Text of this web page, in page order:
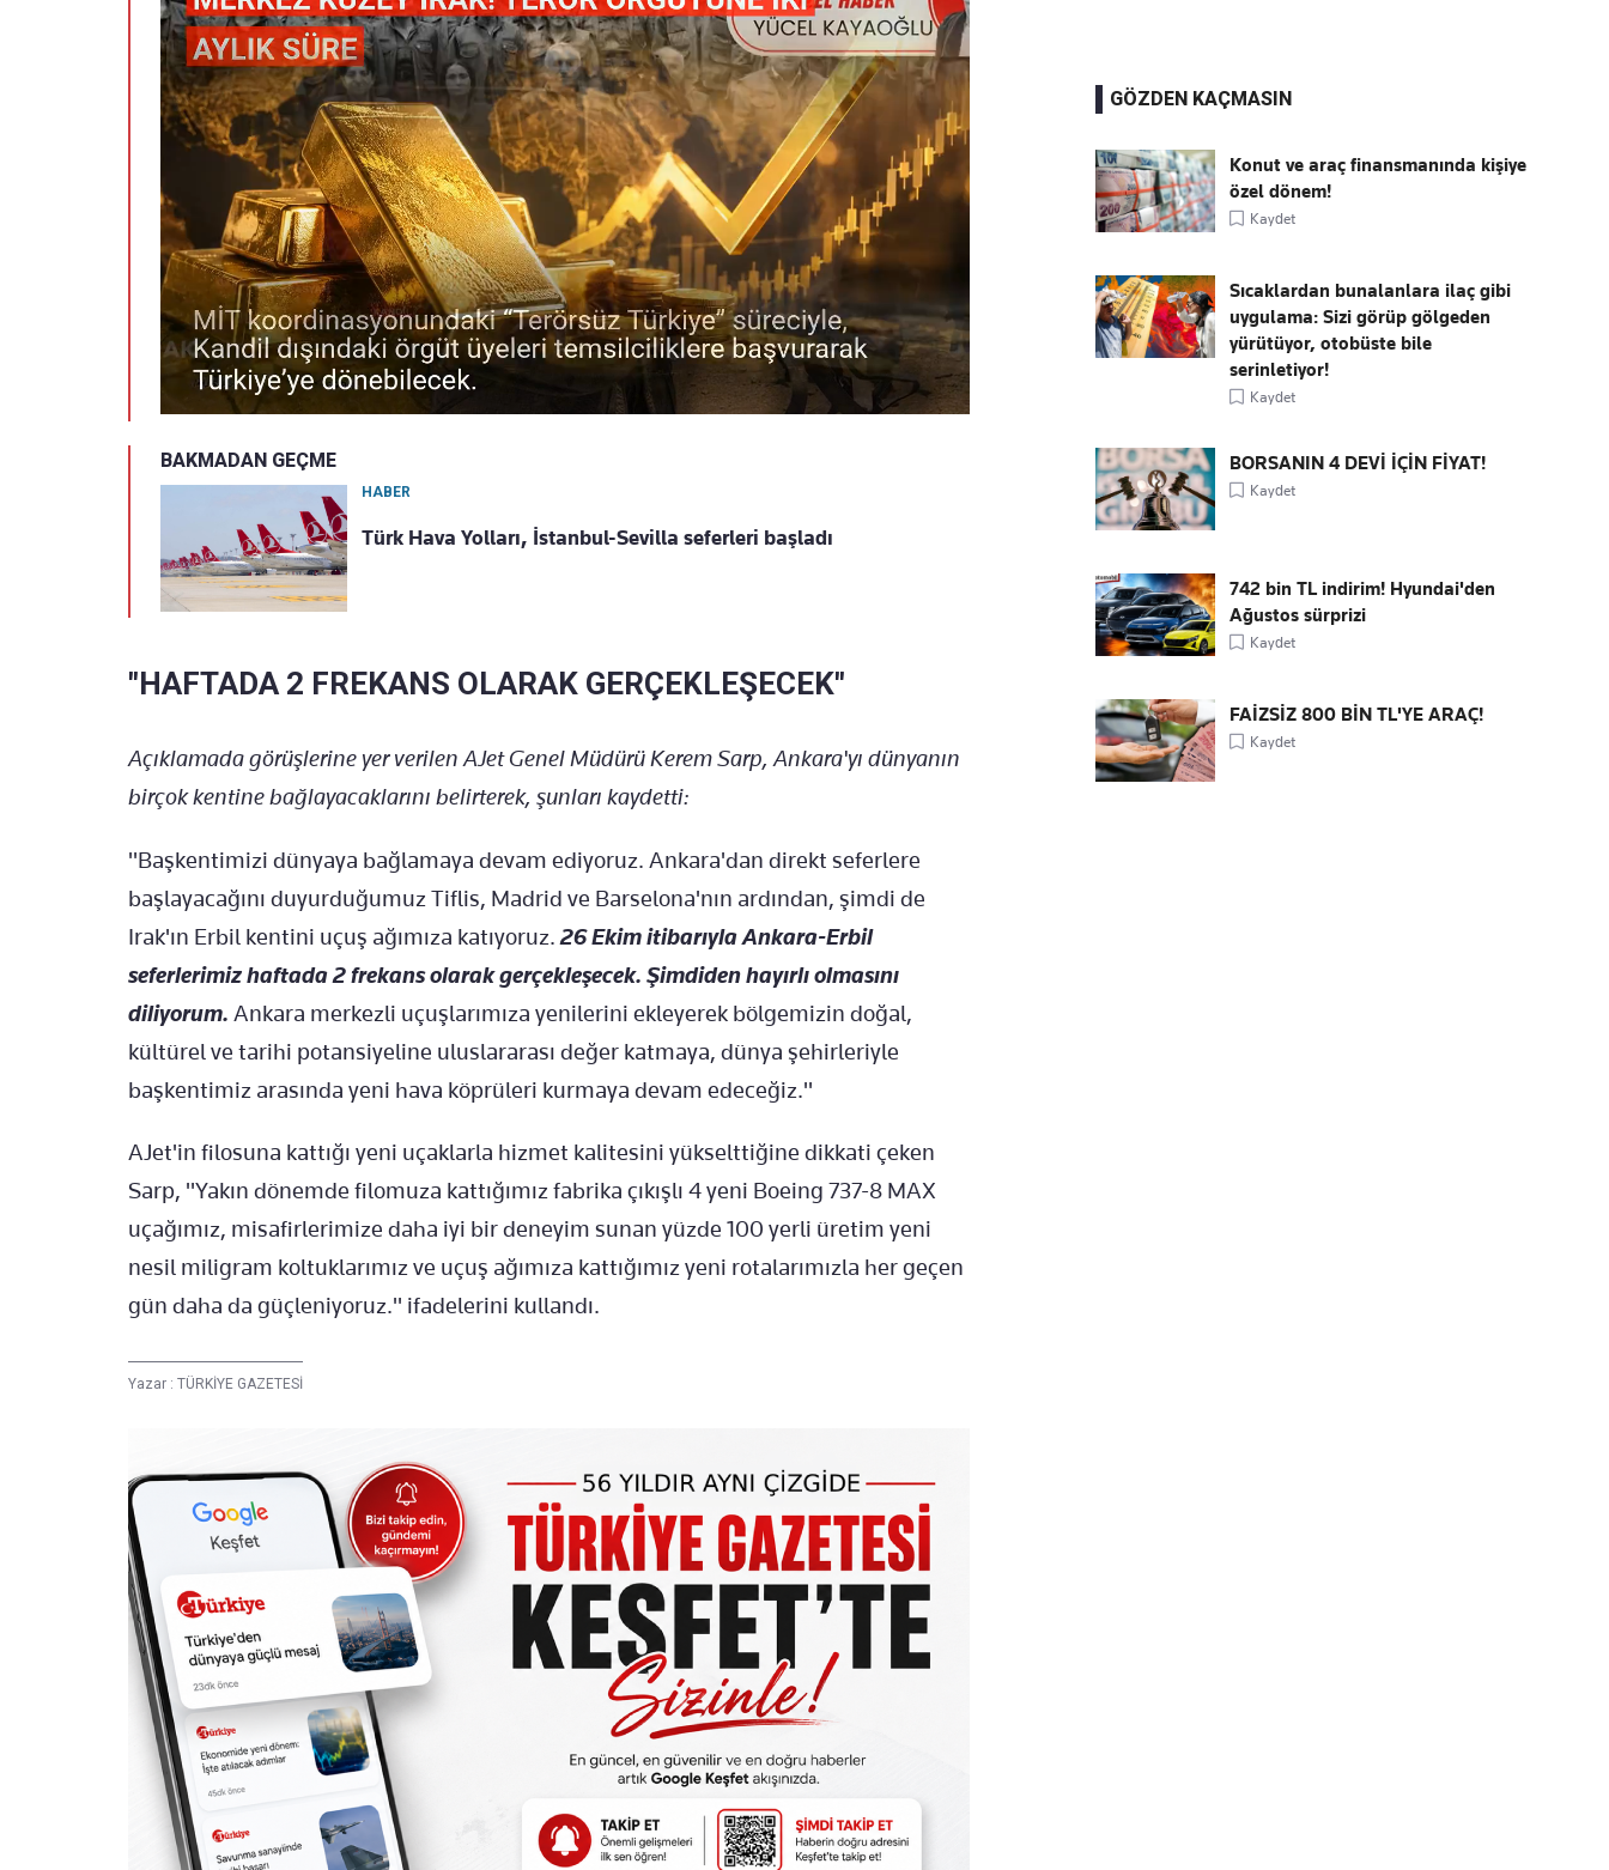
BAKMADAN GEÇME
HABER
Türk Hava Yolları, İstanbul-Sevilla seferleri başladı
"HAFTADA 2 FREKANS OLARAK GERÇEKLEŞECEK"
Açıklamada görüşlerine yer verilen AJet Genel Müdürü Kerem Sarp, Ankara'yı dünyanın
birçok kentine bağlayacaklarını belirterek, şunları kaydetti:
"Başkentimizi dünyaya bağlamaya devam ediyoruz. Ankara'dan direkt seferlere
başlayacağını duyurduğumuz Tiflis, Madrid ve Barselona'nın ardından, şimdi de
Irak'ın Erbil kentini uçuş ağımıza katıyoruz.26 Ekim itibarıyla Ankara-Erbil
seferlerimiz haftada 2 frekans olarak gerçekleşecek. Şimdiden hayırlı olmasını
diliyorum. Ankara merkezli uçuşlarımıza yenilerini ekleyerek bölgemizin doğal,
kültürel ve tarihi potansiyeline uluslararası değer katmaya, dünya şehirleriyle
başkentimiz arasında yeni hava köprüleri kurmaya devam edeceğiz."
AJet'in filosuna kattığı yeni uçaklarla hizmet kalitesini yükselttiğine dikkati çeken
Sarp, "Yakın dönemde filomuza kattığımız fabrika çıkışlı 4 yeni Boeing 737-8 MAX
uçağımız, misafirlerimize daha iyi bir deneyim sunan yüzde 100 yerli üretim yeni
nesil miligram koltuklarımız ve uçuş ağımıza kattığımız yeni rotalarımızla her geçen
gün daha da güçleniyoruz." ifadelerini kullandı.
Yazar : TÜRKİYE GAZETESİ
GÖZDEN KAÇMASIN
Konut ve araç finansmanında kişiye
özel dönem!
Kaydet
Sıcaklardan bunalanlara ilaç gibi
uygulama: Sizi görüp gölgeden
yürütüyor, otobüste bile
serinletiyor!
Kaydet
BORSANIN 4 DEVİ İÇİN FİYAT!
Kaydet
742 bin TL indirim! Hyundai'den
Ağustos sürprizi
Kaydet
FAİZSİZ 800 BİN TL'YE ARAÇ!
Kaydet